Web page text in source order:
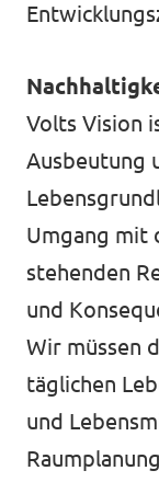
Transparenz
Datenschutz
Impressum
Volts Vision
Ausbeutung
Umgang mit
stehenden
und
Wir müssen
täglichen
und